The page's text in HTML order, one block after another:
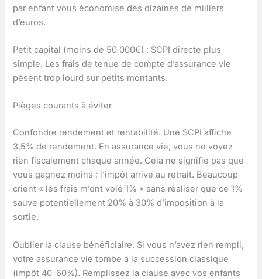
par enfant vous économise des dizaines de milliers
d’euros.
Petit capital (moins de 50 000€) : SCPI directe plus
simple. Les frais de tenue de compte d’assurance vie
pèsent trop lourd sur petits montants.
Pièges courants à éviter
Confondre rendement et rentabilité. Une SCPI affiche
3,5% de rendement. En assurance vie, vous ne voyez
rien fiscalement chaque année. Cela ne signifie pas que
vous gagnez moins ; l’impôt arrive au retrait. Beaucoup
crient « les frais m’ont volé 1% » sans réaliser que ce 1%
sauve potentiellement 20% à 30% d’imposition à la
sortie.
Oublier la clause bénéficiaire. Si vous n’avez rien rempli,
votre assurance vie tombe à la succession classique
(impôt 40-60%). Remplissez la clause avec vos enfants